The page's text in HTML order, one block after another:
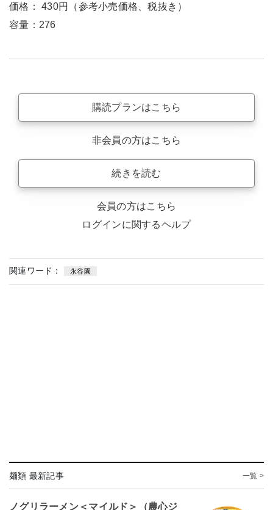
価格： 430円（参考小売価格、税抜き）
容量：276
購読プランはこちら
非会員の方はこちら
続きを読む
会員の方はこちら
ログインに関するヘルプ
関連ワード： 永谷園
麺類 最新記事 一覧 >
ノグリラーメン＜マイルド＞（農心ジ